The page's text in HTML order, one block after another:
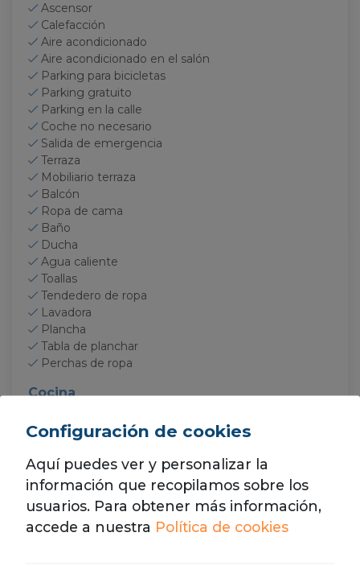
Ascensor
Calefacción
Aire acondicionado
Aire acondicionado en el salón
Parking para bicicletas
Parking gratuito
Parking en la calle
Coche no necesario
Salida de emergencia
Terraza
Mobiliario terraza
Balcón
Ropa de cama
Baño
Ducha
Agua caliente
Toallas
Tendedero de ropa
Lavadora
Plancha
Tabla de planchar
Perchas de ropa
Cocina
Horno
Nevera
Congelador
Lavaplatos
Kettle
Cafetera Nespresso
Configuración de cookies
Aquí puedes ver y personalizar la
información que recopilamos sobre los
usuarios. Para obtener más información,
accede a nuestra Política de cookies